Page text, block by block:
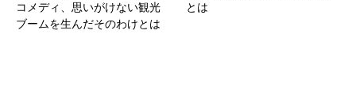
コメディ、思いがけない観光
ブームを生んだそのわけとは
とは